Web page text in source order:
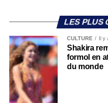
LES PLUS
CULTURE Il y
Shakira
formol en
du monde